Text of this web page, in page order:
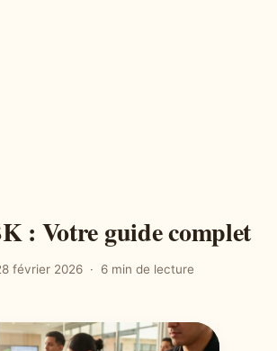
: Votre guide complet
février 2026 6 min de lecture